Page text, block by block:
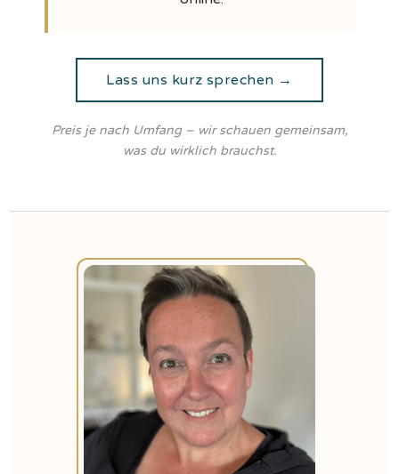
Lass uns kurz sprechen →
Preis je nach Umfang – wir schauen gemeinsam,
was du wirklich brauchst.